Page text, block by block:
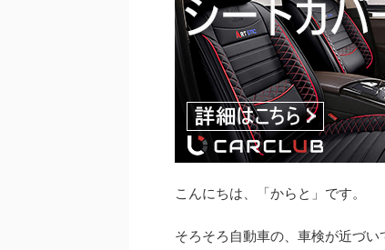
こんにちは、「からと」です。
そろそろ自動車の、車検が近づい